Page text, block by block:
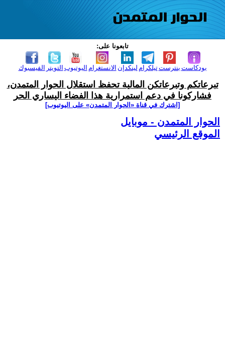
تابعونا على:
الفيسبوك التويتر اليوتيوب الانستغرام لينكدإن تيلكرامبنترست بودكاست
تبرعاتكم وتبرعاتكن المالية تحفظ استقلال الحوار المتمدن،
فشاركونا في دعم استمرارية هذا الفضاء اليساري الحر
[اشترك في قناة ‫«الحوار المتمدن» على اليوتيوب]
الحوار المتمدن - موبايل
الموقع الرئيسي